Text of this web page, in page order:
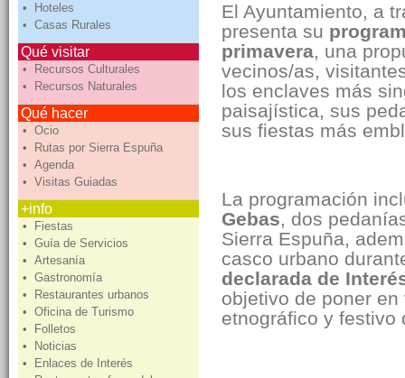
• Hoteles
• Casas Rurales
Qué visitar
• Recursos Culturales
• Recursos Naturales
Qué hacer
• Ocio
• Rutas por Sierra Espuña
• Agenda
• Visitas Guiadas
+info
• Fiestas
• Guía de Servicios
• Artesanía
• Gastronomía
• Restaurantes urbanos
• Oficina de Turismo
• Folletos
• Noticias
• Enlaces de Interés
El Ayuntamiento, a
presenta su
primavera, una
vecinos/as,
los enclaves más
paisajística, sus
sus fiestas más
La programación
Gebas, dos
Sierra Espuña,
casco urbano
declarada de
objetivo de poner
etnográfico y festivo